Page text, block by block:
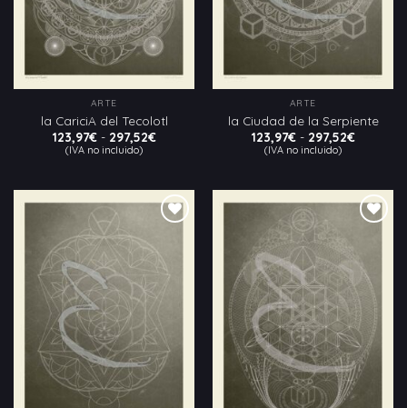
ARTE
la CariciA del Tecolotl
123,97€ - 297,52€Rango
hasta
297,52€
(IVA no incluido)
ARTE
la Ciudad de la Serpiente
123,97€ - 297,52€Rango
hasta
297,52€
(IVA no incluido)
Añadir
a la
deseos
Añadir
a la
lista
de
deseos